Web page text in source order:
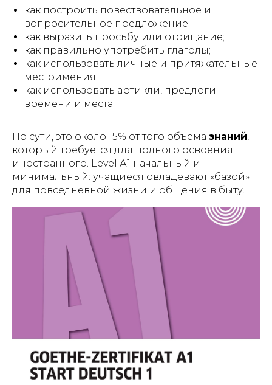
как построить повествовательное и
вопросительное предложение;
как выразить просьбу или отрицание;
как правильно употребить глаголы;
как использовать личные и притяжательные
местоимения;
как использовать артикли, предлоги
времени и места.
По сути, это около 15% от того объема знаний,
который требуется для полного освоения
иностранного. Level А1 начальный и
минимальный: учащиеся овладевают «базой»
для повседневной жизни и общения в быту.